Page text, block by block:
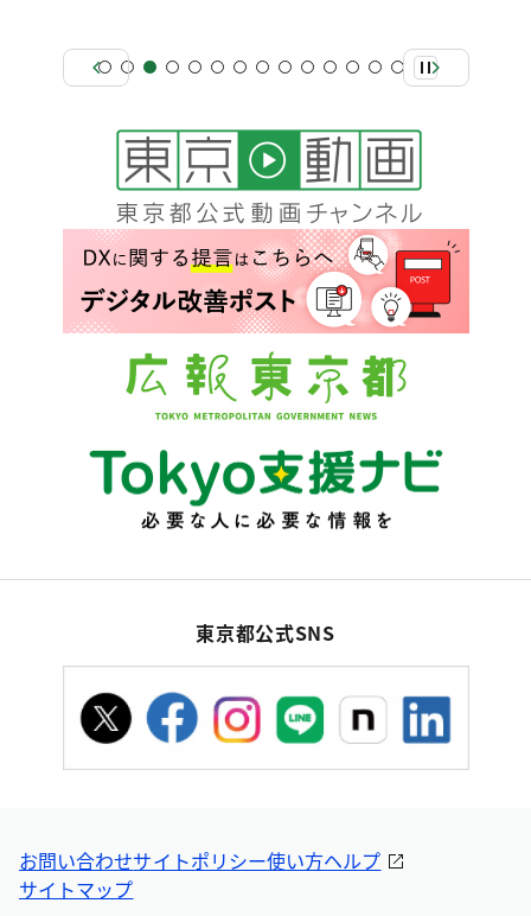
東京都公式SNS
お問い合わせサイトポリシー使い方ヘルプ
サイトマップ